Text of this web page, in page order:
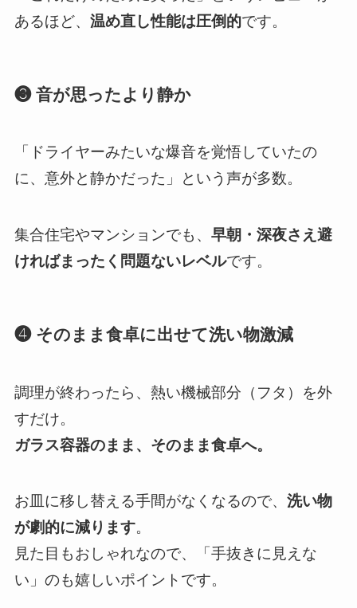
あるほど、 温め直し性能は圧倒的です。
❸ 音が思ったより静か
「ドライヤーみたいな爆音を覚悟していたの
に、意外と静かだった」という声が多数。
集合住宅やマンションでも、 早朝・深夜さえ避
ければまったく問題ないレベルです。
❹ そのまま食卓に出せて洗い物激減
調理が終わったら、熱い機械部分（フタ）を外
すだけ。
ガラス容器のまま、そのまま食卓へ。
お皿に移し替える手間がなくなるので、 洗い物
が劇的に減ります。
見た目もおしゃれなので、「手抜きに見えな
い」のも嬉しいポイントです。